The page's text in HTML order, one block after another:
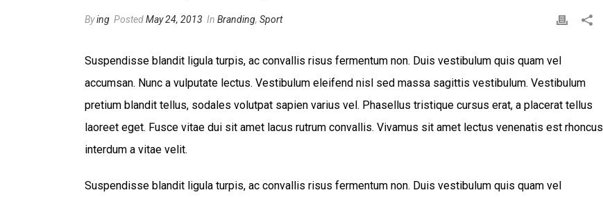
Bying PostedMay 24, 2013 In Branding, Sport
Suspendisse blandit ligula turpis, ac convallis risus fermentum non. Duis vestibulum quis quam vel
accumsan. Nunc a vulputate lectus. Vestibulum eleifend nisl sed massa sagittis vestibulum. Vestibulum
pretium blandit tellus, sodales volutpat sapien varius vel. Phasellus tristique cursus erat, a placerat tellus
laoreet eget. Fusce vitae dui sit amet lacus rutrum convallis. Vivamus sit amet lectus venenatis est rhoncus
interdum a vitae velit.
Suspendisse blandit ligula turpis, ac convallis risus fermentum non. Duis vestibulum quis quam vel